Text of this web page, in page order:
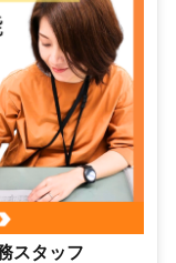
スタッフ